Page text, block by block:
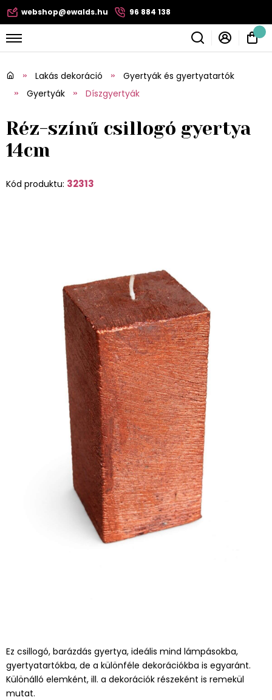
webshop@ewalds.hu 96 884 138
Lakás dekoráció
Gyertyák és gyertyatartók
Gyertyák
Díszgyertyák
Réz-színű csillogó gyertya
14cm
Kód produktu: 32313
Ez csillogó, barázdás gyertya, ideális mind lámpásokba,
gyertyatartókba, de a különféle dekorációkba is egyaránt.
Különálló elemként, ill. a dekorációk részeként is remekül
mutat.